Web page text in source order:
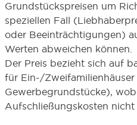
Grundstückspreisen um
speziellen Fall
oder Beeinträchtigungen)
Werten abweichen können.
Der Preis bezieht sich auf
für Ein-/
Gewerbegrundstücke),
Aufschließungskosten nicht